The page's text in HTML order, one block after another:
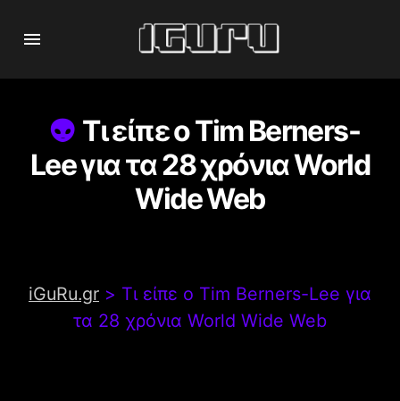
Τι είπε ο Tim Berners-
Lee για τα 28 χρόνια World
Wide Web
iGuRu.gr > Τι είπε ο Tim Berners-Lee για
τα 28 χρόνια World Wide Web